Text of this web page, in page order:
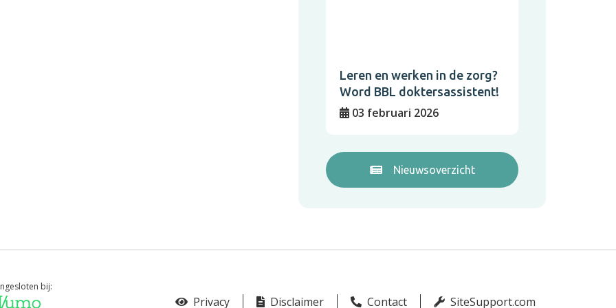
Leren en werken in de zorg?
Word BBL doktersassistent!
03 februari 2026
Nieuwsoverzicht
bij:
Privacy Disclaimer Contact SiteSupport.com